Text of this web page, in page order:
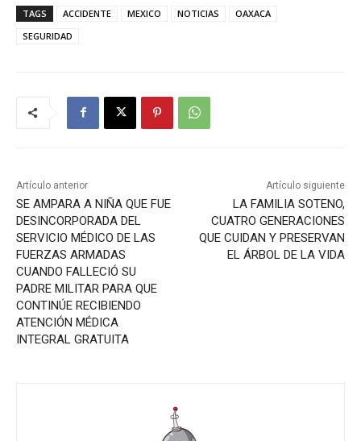
TAGS ACCIDENTE MEXICO NOTICIAS
OAXACA
SEGURIDAD
Artículo anterior
SE AMPARA A NIÑA QUE FUE
DESINCORPORADA DEL
SERVICIO MÉDICO DE LAS
FUERZAS ARMADAS
CUANDO FALLECIÓ SU
PADRE MILITAR PARA QUE
CONTINÚE RECIBIENDO
ATENCIÓN MÉDICA
INTEGRAL GRATUITA
Artículo siguiente
LA FAMILIA SOTENO,
CUATRO GENERACIONES
QUE CUIDAN Y PRESERVAN
EL ÁRBOL DE LA VIDA